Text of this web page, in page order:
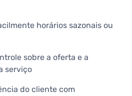
horários sazonais ou
sobre a oferta e a
serviço
do cliente com